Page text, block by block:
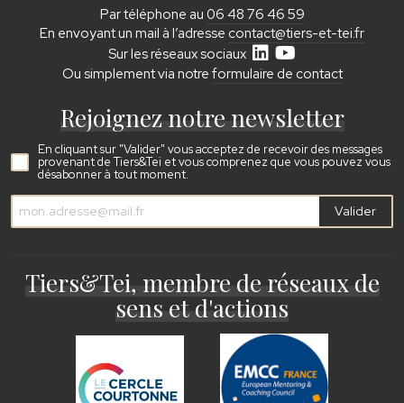
Par téléphone au 06 48 76 46 59
En envoyant un mail à l’adresse contact@tiers-et-tei.fr
Sur les réseaux sociaux
Ou simplement via notre formulaire de contact
Rejoignez notre newsletter
En cliquant sur "Valider" vous acceptez de recevoir des messages
provenant de Tiers&Tei et vous comprenez que vous pouvez vous
désabonner à tout moment.
Valider
Tiers&Tei, membre de réseaux de
sens et d'actions